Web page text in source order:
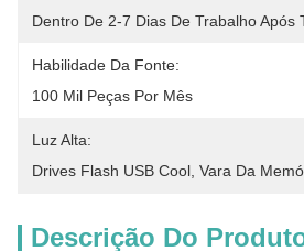
Dentro De 2-7 Dias De Trabalho Após
Habilidade Da Fonte:
100 Mil Peças Por Mês
Luz Alta:
Drives Flash USB Cool Vara Da
Descrição Do